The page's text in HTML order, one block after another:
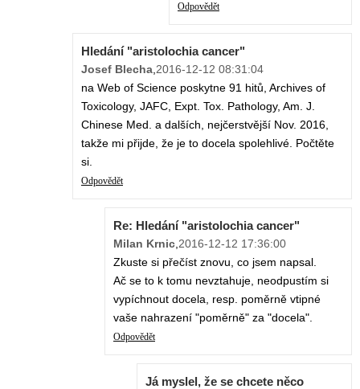
Odpovědět
Hledání "aristolochia cancer"
Josef Blecha,2016-12-12 08:31:04
na Web of Science poskytne 91 hitů, Archives of
Toxicology, JAFC, Expt. Tox. Pathology, Am. J.
Chinese Med. a dalších, nejčerstvější Nov. 2016,
takže mi přijde, že je to docela spolehlivé. Počtěte
si.
Odpovědět
Re: Hledání "aristolochia cancer"
Milan Krnic,2016-12-12 17:36:00
Zkuste si přečíst znovu, co jsem napsal.
Ač se to k tomu nevztahuje, neodpustím si
vypíchnout docela, resp. poměrně vtipné
vaše nahrazení "poměrně" za "docela".
Odpovědět
Já myslel, že se chcete něco